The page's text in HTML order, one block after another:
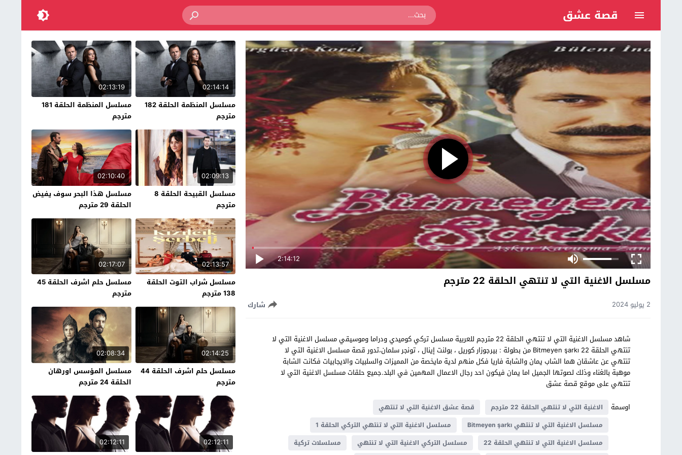
قصة عشق
2:14:12
مسلسل الاغنية التي لا تنتهي الحلقة 22 مترجم
2 يوليو 2024 شارك
شاهد مسلسل الاغنية التي لا تنتهي الحلقة 22 مترجم للعربية مسلسل تركي كوميدي ودراما وموسيقي مسلسل الاغنية التي لا
تنتهي الحلقة 22 Bitmeyen şarkı من بطولة : بيرجوزار كوريل ، بولنت إينال ، تونجر سلمان،تدور قصة مسلسل الاغنية التي لا
تنتهي عن عاشقان هما الشاب يمان والشابة فاريا فكل منهم لدية مايخصة من المميزات والسلبيات والايجابيات فكانت الشابة
موهبة بالغناء وذلك لصوتها الجميل اما يمان فيكون احد رجال الاعمال المهمين في البلد.جميع حلقات مسلسل الاغنية التي لا
تنتهي على موقع قصة عشق
اوسمة
الاغنية التي لا تنتهي الحلقة 22 مترجم
قصة عشق الاغنية التي لا تنتهي
مسلسل الاغنية التي لا تنتهي Bitmeyen şarkı
مسلسل الاغنية التي لا تنتهي التركي الحلقة 1
مسلسل الاغنية التي لا تنتهي الحلقة 22
مسلسل التركي الاغنية التي لا تنتهي
مسلسلات تركية
02:14:14
مسلسل المنظمة الحلقة 182
مترجم
02:13:19
مسلسل المنظمة الحلقة 181
مترجم
02:09:13
مسلسل القبيحة الحلقة 8
مترجم
02:10:40
مسلسل هذا البحر سوف يفيض
الحلقة 29 مترجم
02:13:57
مسلسل شراب التوت الحلقة
138 مترجم
02:17:07
مسلسل حلم اشرف الحلقة 45
مترجم
02:14:25
مسلسل حلم اشرف الحلقة 44
مترجم
02:08:34
مسلسل المؤسس اورهان
الحلقة 24 مترجم
02:12:11
02:12:11